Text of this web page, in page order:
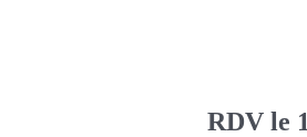
RDV le